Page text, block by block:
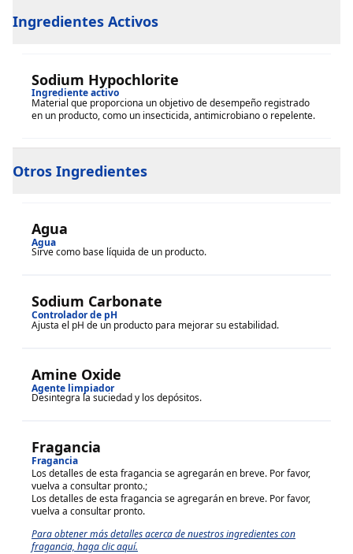
Ingredientes Activos
Sodium Hypochlorite
Ingrediente activo
Material que proporciona un objetivo de desempeño registrado
en un producto, como un insecticida, antimicrobiano o repelente.
Otros Ingredientes
Agua
Agua
Sirve como base líquida de un producto.
Sodium Carbonate
Controlador de pH
Ajusta el pH de un producto para mejorar su estabilidad.
Amine Oxide
Agente limpiador
Desintegra la suciedad y los depósitos.
Fragancia
Fragancia
Los detalles de esta fragancia se agregarán en breve. Por favor,
vuelva a consultar pronto.;
Los detalles de esta fragancia se agregarán en breve. Por favor,
vuelva a consultar pronto.
Para obtener más detalles acerca de nuestros ingredientes con
fragancia, haga clic aquí.